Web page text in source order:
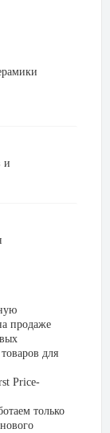
и
продаже
для
Price-
только